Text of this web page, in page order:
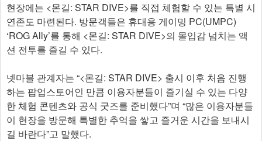
현장에는 <몬길: STAR DIVE>를 직접 체험할 수 있는 특별 시
연존도 마련된다. 방문객들은 휴대용 게이밍 PC(UMPC)
‘ROG Ally’를 통해 <몬길: STAR DIVE>의 몰입감 넘치는 액
션 전투를 즐길 수 있다.
넷마블 관계자는 “<몬길: STAR DIVE> 출시 이후 처음 진행
하는 팝업스토어인 만큼 이용자분들이 즐기실 수 있는 다양
한 체험 콘텐츠와 공식 굿즈를 준비했다”며 “많은 이용자분들
이 현장을 방문해 특별한 추억을 쌓고 즐거운 시간을 보내시
길 바란다”고 말했다.